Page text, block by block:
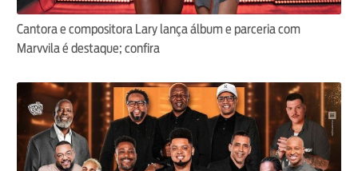
Cantora e compositora Lary lança álbum e parceria com
Marvvila é destaque; confira